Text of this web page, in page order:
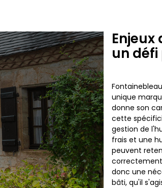
un
unique
donne son
cette
gestion de
frais et une
peuvent
donc une
bâti, qu'il